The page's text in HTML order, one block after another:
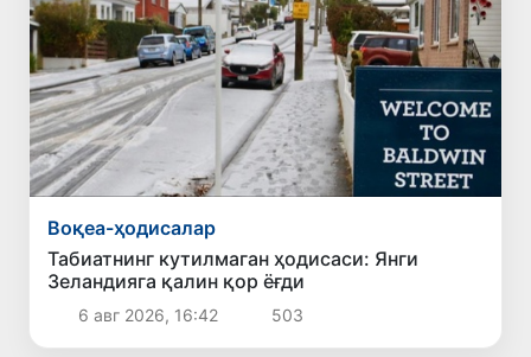
Воқеа-ҳодисалар
Табиатнинг кутилмаган ҳодисаси: Янги
Зеландияга қалин қор ёғди
6 авг 2026, 16:42 503